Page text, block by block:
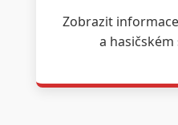
Zobrazit
a